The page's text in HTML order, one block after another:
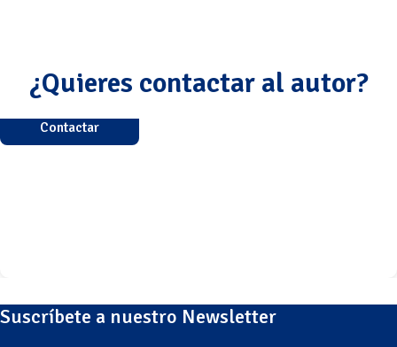
¿Quieres contactar al autor?
Contactar
Suscríbete a nuestro Newsletter